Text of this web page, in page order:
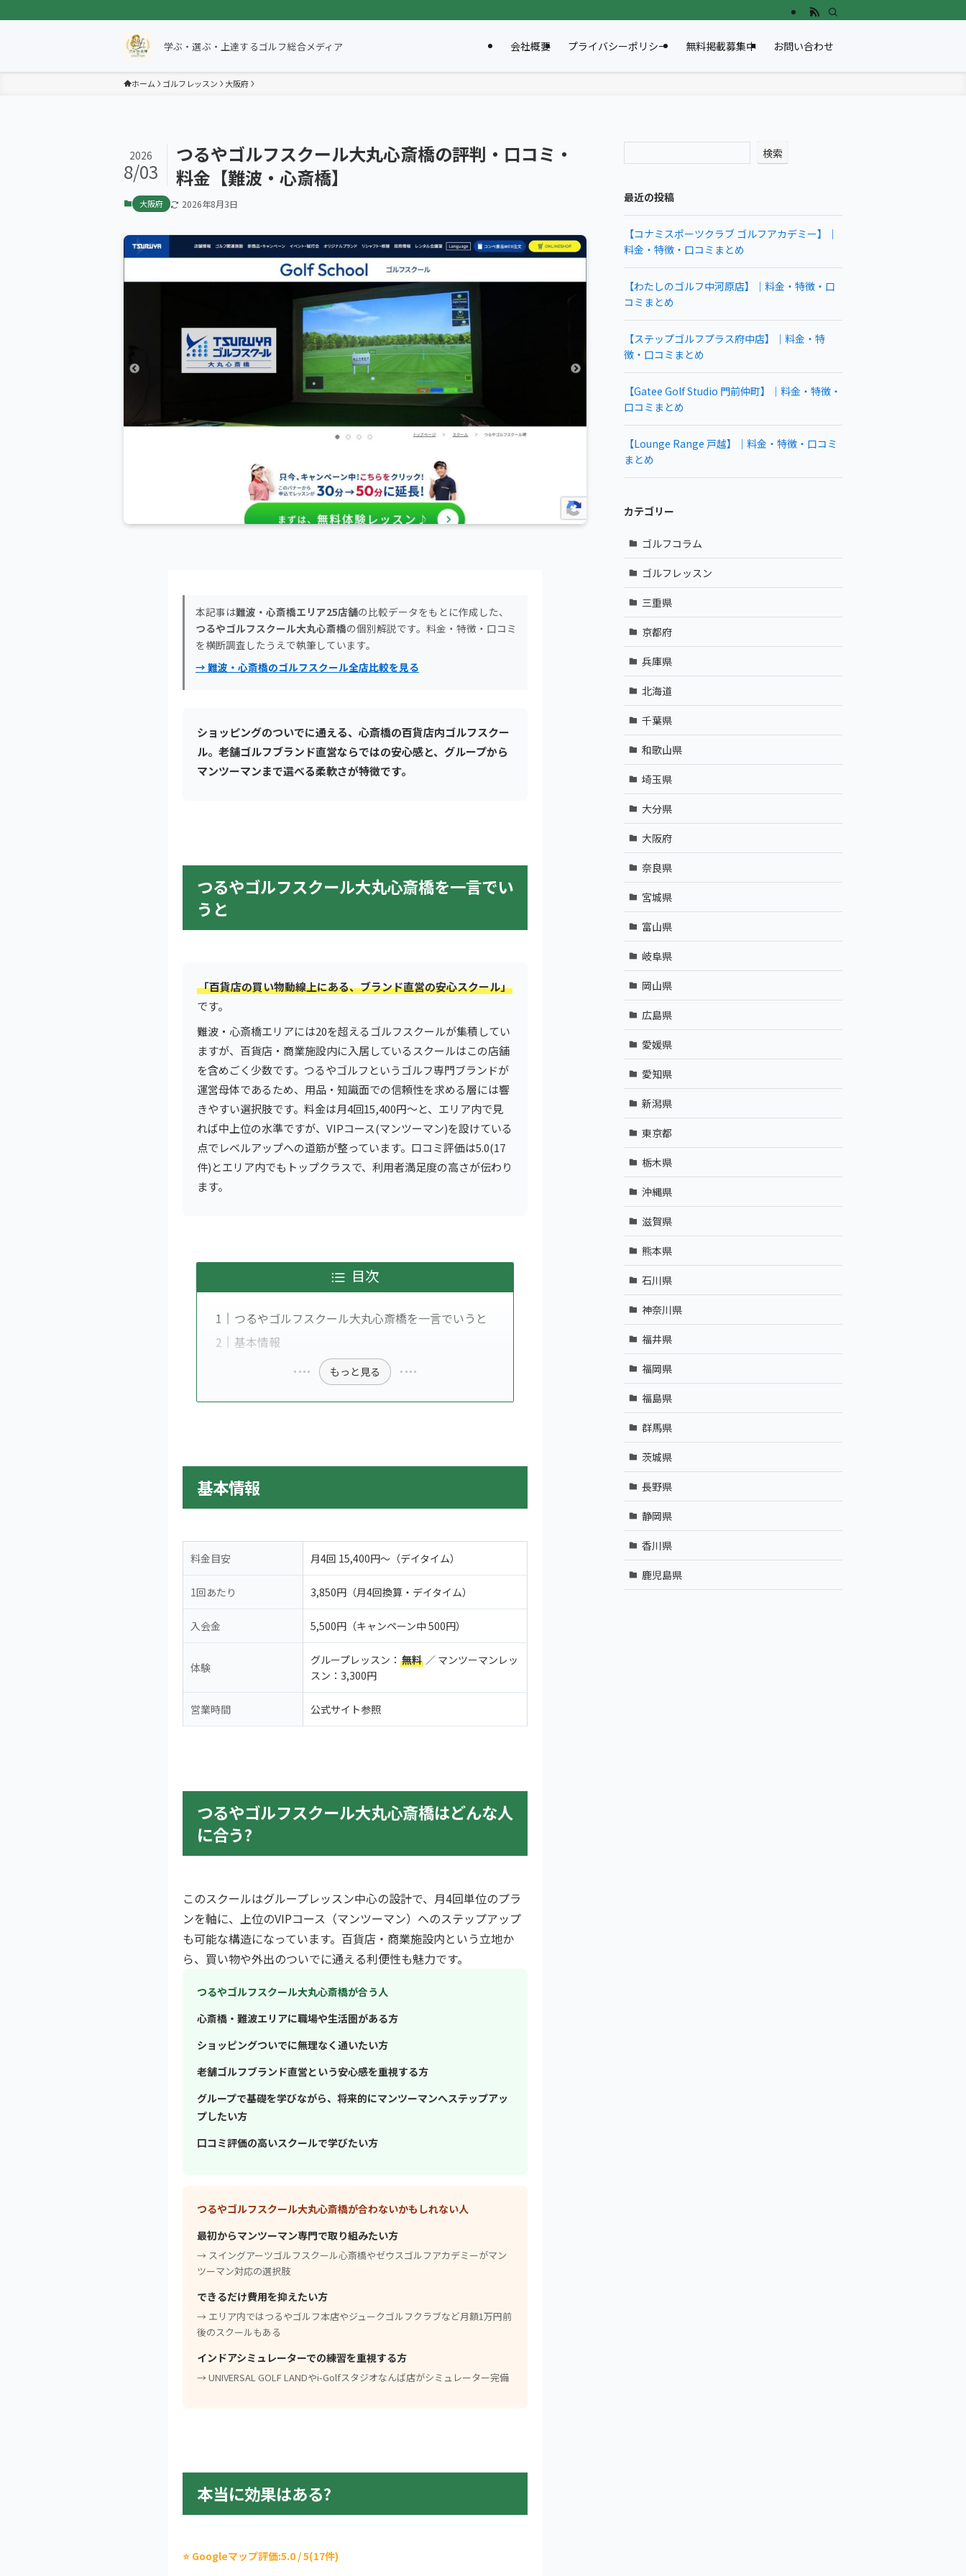
学ぶ・選ぶ・上達するゴルフ総合メディア 会社概要 プライバシーポリシー 無料掲載募集中 お問い合わせ
ホーム ゴルフレッスン 大阪府
つるやゴルフスクール大丸心斎橋の評判・口コミ・
料金【難波・心斎橋】
2026
8/03
大阪府 2026年8月3日
本記事は難波・心斎橋エリア25店舗の比較データをもとに作成した、
つるやゴルフスクール大丸心斎橋の個別解説です。料金・特徴・口コミ
を横断調査したうえで執筆しています。
→ 難波・心斎橋のゴルフスクール全店比較を見る
ショッピングのついでに通える、心斎橋の百貨店内ゴルフスクー
ル。老舗ゴルフブランド直営ならではの安心感と、グループから
マンツーマンまで選べる柔軟さが特徴です。
つるやゴルフスクール大丸心斎橋を一言でい
うと
「百貨店の買い物動線上にある、ブランド直営の安心スクール」
です。
難波・心斎橋エリアには20を超えるゴルフスクールが集積してい
ますが、百貨店・商業施設内に入居しているスクールはこの店舗
を含めごく少数です。つるやゴルフというゴルフ専門ブランドが
運営母体であるため、用品・知識面での信頼性を求める層には響
きやすい選択肢です。料金は月4回15,400円〜と、エリア内で見
れば中上位の水準ですが、VIPコース(マンツーマン)を設けている
点でレベルアップへの道筋が整っています。口コミ評価は5.0(17
件)とエリア内でもトップクラスで、利用者満足度の高さが伝わり
ます。
目次
つるやゴルフスクール大丸心斎橋を一言でいうと
基本情報
もっと見る
基本情報
料金目安 月4回 15,400円〜（デイタイム）
1回あたり 3,850円（月4回換算・デイタイム）
入会金 5,500円（キャンペーン中 500円）
体験
グループレッスン： 無料 ／ マンツーマンレッ
スン：3,300円
営業時間 公式サイト参照
つるやゴルフスクール大丸心斎橋はどんな人
に合う?
このスクールはグループレッスン中心の設計で、月4回単位のプラ
ンを軸に、上位のVIPコース（マンツーマン）へのステップアップ
も可能な構造になっています。百貨店・商業施設内という立地か
ら、買い物や外出のついでに通える利便性も魅力です。
つるやゴルフスクール大丸心斎橋が合う人
心斎橋・難波エリアに職場や生活圏がある方
ショッピングついでに無理なく通いたい方
老舗ゴルフブランド直営という安心感を重視する方
グループで基礎を学びながら、将来的にマンツーマンへステップアッ
プしたい方
口コミ評価の高いスクールで学びたい方
つるやゴルフスクール大丸心斎橋が合わないかもしれない人
最初からマンツーマン専門で取り組みたい方
→ スイングアーツゴルフスクール心斎橋やゼウスゴルフアカデミーがマン
ツーマン対応の選択肢
できるだけ費用を抑えたい方
→ エリア内ではつるやゴルフ本店やジュークゴルフクラブなど月額1万円前
後のスクールもある
インドアシミュレーターでの練習を重視する方
→ UNIVERSAL GOLF LANDやi-Golfスタジオなんば店がシミュレーター完備
本当に効果はある?
⭐ Googleマップ評価:5.0 / 5(17件)
検索
最近の投稿
【コナミスポーツクラブ ゴルフアカデミー】｜
料金・特徴・口コミまとめ
【わたしのゴルフ中河原店】｜料金・特徴・口
コミまとめ
【ステップゴルフプラス府中店】｜料金・特
徴・口コミまとめ
【Gatee Golf Studio 門前仲町】｜料金・特徴・
口コミまとめ
【Lounge Range 戸越】｜料金・特徴・口コミ
まとめ
カテゴリー
ゴルフコラム
ゴルフレッスン
三重県
京都府
兵庫県
北海道
千葉県
和歌山県
埼玉県
大分県
大阪府
奈良県
宮城県
富山県
岐阜県
岡山県
広島県
愛媛県
愛知県
新潟県
東京都
栃木県
沖縄県
滋賀県
熊本県
石川県
神奈川県
福井県
福岡県
福島県
群馬県
茨城県
長野県
静岡県
香川県
鹿児島県